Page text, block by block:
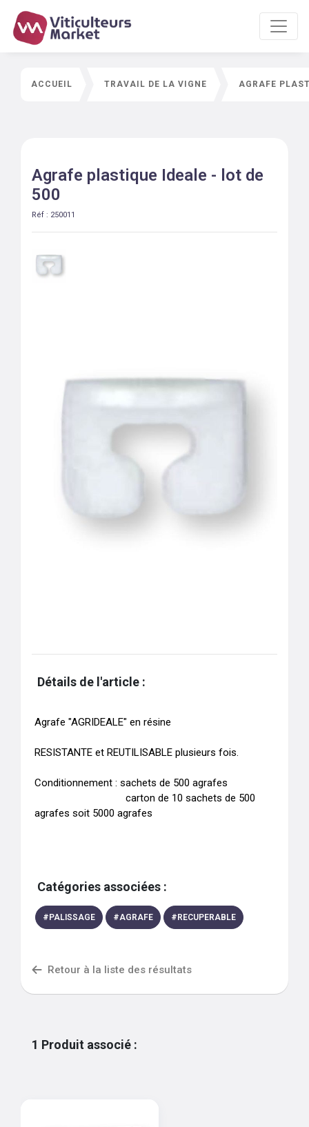
ACCUEIL TRAVAIL DE LA VIGNE AGRAFE
Agrafe plastique Ideale - lot de
500
Réf : 250011
Détails de l'article :
Agrafe "AGRIDEALE" en résine
RESISTANTE et REUTILISABLE plusieurs fois.
Conditionnement : sachets de 500 agrafes
Catégories associées :
# PALISSAGE #AGRAFE # RECUPERABLE
Retour à la liste des résultats
1 Produit associé :